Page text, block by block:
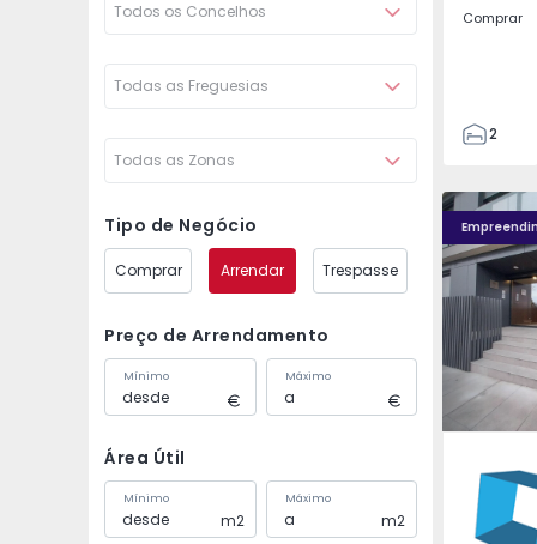
Todos os Concelhos
Todas as Freguesias
Todas as Zonas
Tipo de Negócio
Comprar Arrendar Trespasse
Preço de Arrendamento
Mínimo Máximo
Área Útil
Mínimo
m2
Máximo
m2
Comprar
2
54
56
1
Caulinos
São